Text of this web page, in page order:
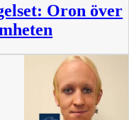
Oron över